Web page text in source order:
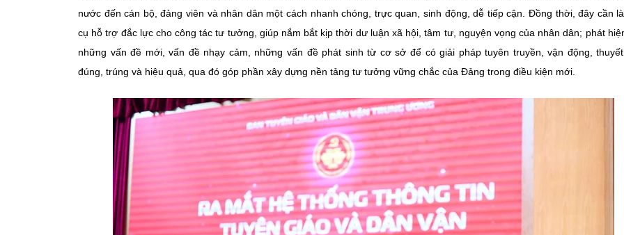
nước đến cán bộ, đảng viên và nhân dân một cách nhanh chóng, trực quan, sinh động, dễ tiếp cận. Đồng thời, đây cần
cụ hỗ trợ đắc lực cho công tác tư tưởng, giúp nắm bắt kịp thời dư luận xã hội, tâm tư, nguyện vọng của nhân dân; phát
những vấn đề mới, vấn đề nhạy cảm, những vấn đề phát sinh từ cơ sở để có giải pháp tuyên truyền, vận động,
đúng, trúng và hiệu quả, qua đó góp phần xây dựng nền tảng tư tưởng vững chắc của Đảng trong điều kiện mới.